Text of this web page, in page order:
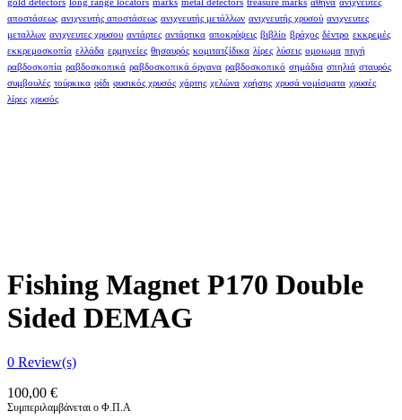
gold detectors long range locators marks metal detectors treasure marks αθήνα ανιχνευτές
αποστάσεως ανιχνευτής αποστάσεως ανιχνευτής μετάλλων ανιχνευτής χρυσού ανιχνευτες
μεταλλων ανιχνευτες χρυσου αντάρτες αντάρτικα αποκρύψεις βιβλίο βράχος δέντρο εκκρεμές
εκκρεμοσκοπία ελλάδα ερμηνείες θησαυρός κομιτατζίδικα λίρες λύσεις ομοιωμα πηγή
ραβδοσκοπία ραβδοσκοπικά ραβδοσκοπικά όργανα ραβδοσκοπικό σημάδια σπηλιά σταυρός
συμβουλές τούρκικα φίδι φυσικός χρυσός χάρτης χελώνα χρήσης χρυσά νομίσματα χρυσές
λίρες χρυσός
Fishing Magnet P170 Double
Sided DEMAG
0 Review(s)
100,00 €
Συμπεριλαμβάνεται ο Φ.Π.Α